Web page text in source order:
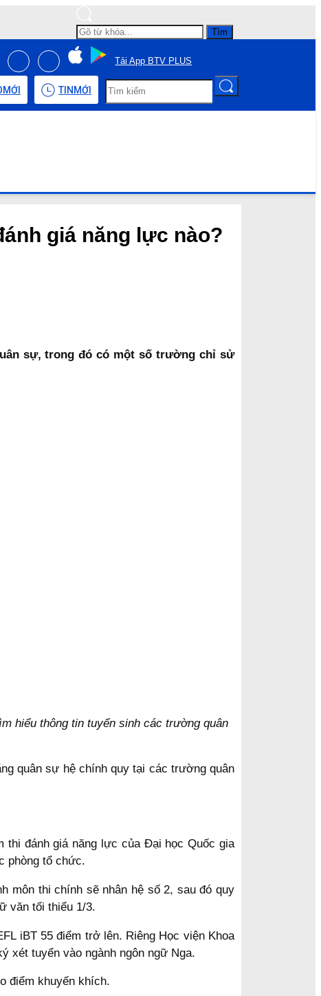
Tìm
Tải App BTV PLUS
MỚI TIN MỚI
giá năng lực nào?
sự, trong đó có một số trường chỉ sử
hiểu thông tin tuyển sinh các trường quân
quân sự hệ chính quy tại các trường quân
thi đánh giá năng lực của Đại học Quốc gia
phòng tổ chức.
môn thi chính sẽ nhân hệ số 2, sau đó quy
văn tối thiểu 1/3.
iBT 55 điểm trở lên. Riêng Học viện Khoa
xét tuyển vào ngành ngôn ngữ Nga.
điểm khuyến khích.